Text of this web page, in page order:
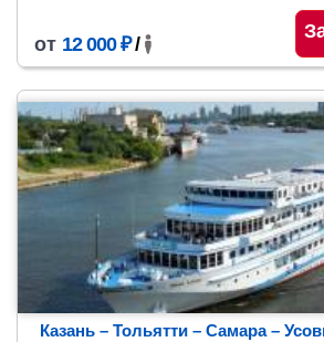
от 12 000 ₽/
Казань – Тольятти – Самара –